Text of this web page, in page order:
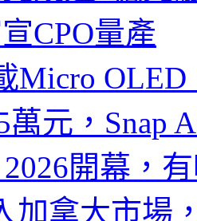
CPO量產
Micro
萬元，Snap
2026開幕，
加拿大市場